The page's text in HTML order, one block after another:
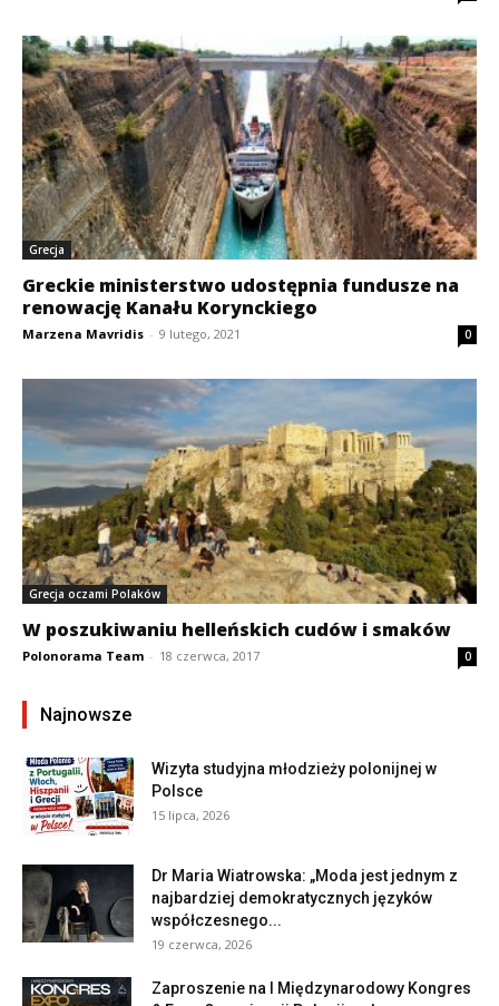
Grecja
Greckie ministerstwo udostępnia fundusze na
renowację Kanału Korynckiego
Marzena Mavridis - 9 lutego, 2021 0
Grecja oczami Polaków
W poszukiwaniu helleńskich cudów i smaków
Polonorama Team - 18 czerwca, 2017 0
Najnowsze
Wizyta studyjna młodzieży polonijnej w
Polsce
15 lipca, 2026
Dr Maria Wiatrowska: „Moda jest jednym z
najbardziej demokratycznych języków
współczesnego...
19 czerwca, 2026
Zaproszenie na I Międzynarodowy Kongres